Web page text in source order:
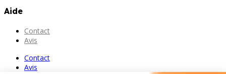
Aide
Contact
Avis
Contact
Avis